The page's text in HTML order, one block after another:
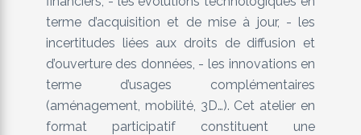
terme d’acquisition et de mise à jour, - les
incertitudes liées aux droits de diffusion et
d’ouverture des données, - les innovations en
terme d’usages complémentaires
(aménagement, mobilité, 3D…). Cet atelier en
format participatif constituent une